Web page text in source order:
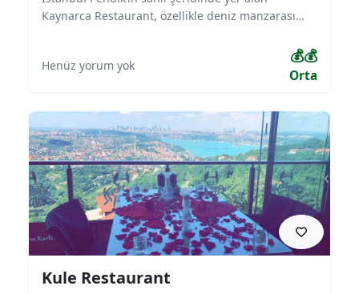
Kaynarca Restaurant, özellikle deniz manzarası
lezzetleriyle öne çıkmaktadır. Izgara çeşitleri, deniz
ürünleri ve yöresel tatlarla misafirlerine zengin bir
gündüz hem de akşam tercih edilen mekanlardan
biridir.
Henüz yorum yok 💰💰
Orta
Kule Restaurant